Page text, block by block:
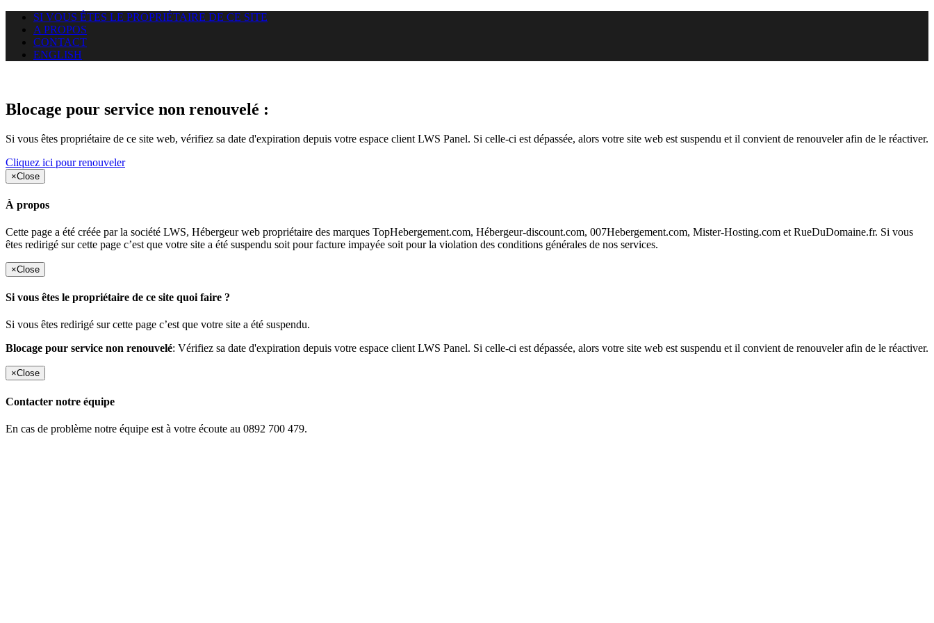
SI VOUS ÊTES LE PROPRIÉTAIRE DE CE SITE
A PROPOS
CONTACT
ENGLISH
Blocage pour service non renouvelé :
Si vous êtes propriétaire de ce site web, vérifiez sa date d'expiration depuis votre espace client LWS Panel. Si celle-ci est dépassée, alors votre site web est suspendu et il convient de renouveler afin de le réactiver.
Cliquez ici pour renouveler
×Close
À propos
Cette page a été créée par la société LWS, Hébergeur web propriétaire des marques TopHebergement.com, Hébergeur-discount.com, 007Hebergement.com, Mister-Hosting.com et RueDuDomaine.fr. Si vous
êtes redirigé sur cette page c’est que votre site a été suspendu soit pour facture impayée soit pour la violation des conditions générales de nos services.
×Close
Si vous êtes le propriétaire de ce site quoi faire ?
Si vous êtes redirigé sur cette page c’est que votre site a été suspendu.
Blocage pour service non renouvelé: Vérifiez sa date d'expiration depuis votre espace client LWS Panel. Si celle-ci est dépassée, alors votre site web est suspendu et il convient de renouveler afin de le réactiver.
×Close
Contacter notre équipe
En cas de problème notre équipe est à votre écoute au 0892 700 479.